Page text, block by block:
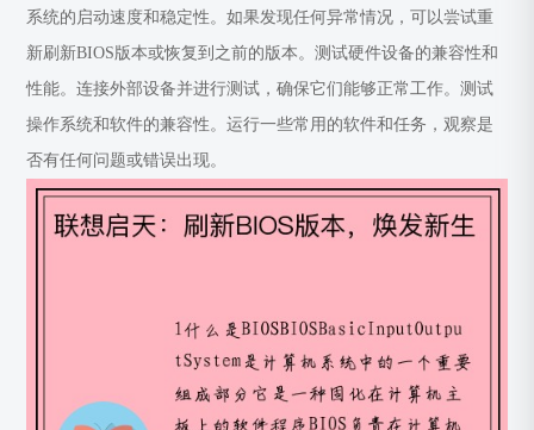
系统的启动速度和稳定性。如果发现任何异常情况，可以尝试重
新刷新BIOS版本或恢复到之前的版本。测试硬件设备的兼容性和
性能。连接外部设备并进行测试，确保它们能够正常工作。测试
操作系统和软件的兼容性。运行一些常用的软件和任务，观察是
否有任何问题或错误出现。